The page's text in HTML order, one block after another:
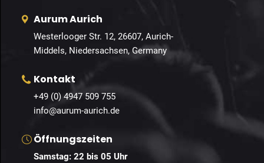
Aurum Aurich
Westerlooger Str. 12, 26607, Aurich-
Middels, Niedersachsen, Germany
Kontakt
+49 (0) 4947 509 755
info@aurum-aurich.de
Öffnungszeiten
Samstag: 22 bis 05 Uhr